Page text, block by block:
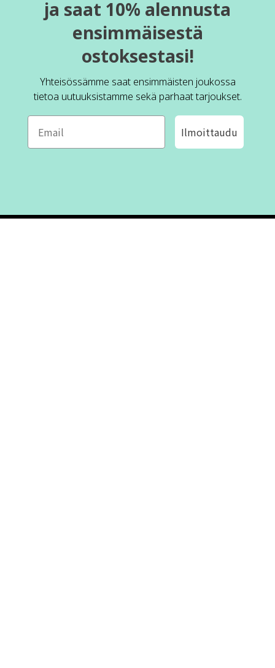
ja saat 10% alennusta
ensimmäisestä
ostoksestasi!
Yhteisössämme saat ensimmäisten joukossa
tietoa uutuuksistamme sekä parhaat tarjoukset.
Ilmoittaudu